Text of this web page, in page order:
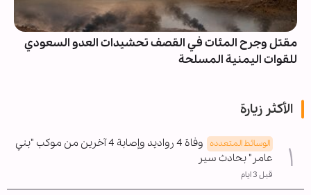
مقتل وجرح المئات في القصف تحشيدات العدو السعودي
للقوات اليمنية المسلحة
الأكثر زيارة
الوسائط المتعدده
وفاة 4 رواديد وإصابة 4 آخرين من موكب "بني
عامر" بحادث سير
قبل 3 ايام